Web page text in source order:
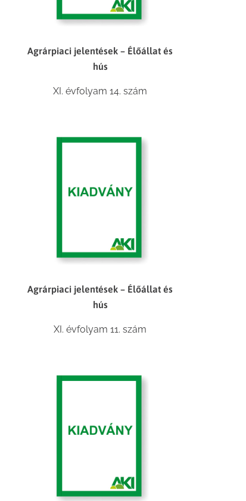
Agrárpiaci jelentések – Élőállat és
hús
XI. évfolyam 14. szám
Agrárpiaci jelentések – Élőállat és
hús
XI. évfolyam 11. szám